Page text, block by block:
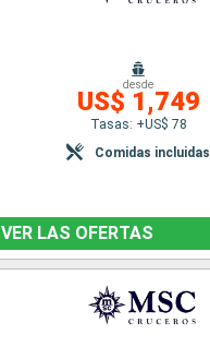
desde
US$ 1,749
Tasas: +US$ 78
Comidas incluidas
VER LAS OFERTAS